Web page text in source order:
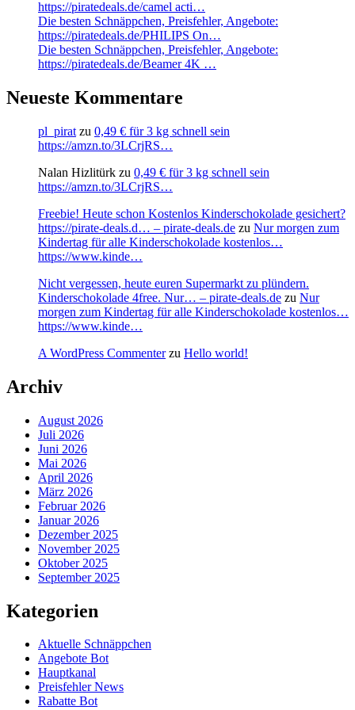
https://piratedeals.de/camel acti…
Die besten Schnäppchen, Preisfehler, Angebote:
https://piratedeals.de/PHILIPS On…
Die besten Schnäppchen, Preisfehler, Angebote:
https://piratedeals.de/Beamer 4K …
Neueste Kommentare
pl_pirat zu 0,49 € für 3 kg schnell sein
https://amzn.to/3LCrjRS…
Nalan Hizlitürk zu 0,49 € für 3 kg schnell sein
https://amzn.to/3LCrjRS…
Freebie! Heute schon Kostenlos Kinderschokolade gesichert?
https://pirate-deals.d… – pirate-deals.de zu Nur morgen zum
Kindertag für alle Kinderschokolade kostenlos…
https://www.kinde…
Nicht vergessen, heute euren Supermarkt zu plündern.
Kinderschokolade 4free. Nur… – pirate-deals.de zu Nur
morgen zum Kindertag für alle Kinderschokolade kostenlos…
https://www.kinde…
A WordPress Commenterzu Hello world!
Archiv
August 2026
Juli 2026
Juni 2026
Mai 2026
April 2026
März 2026
Februar 2026
Januar 2026
Dezember 2025
November 2025
Oktober 2025
September 2025
Kategorien
Aktuelle Schnäppchen
Angebote Bot
Hauptkanal
Preisfehler News
Rabatte Bot